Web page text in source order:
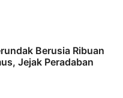
Berusia Ribuan
Jejak Peradaban